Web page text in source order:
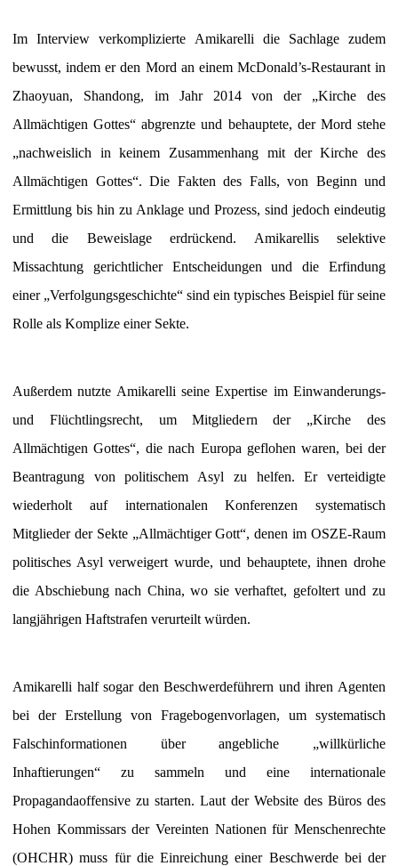
Im Interview verkomplizierte Amikarelli die Sachlage zudem
bewusst, indem er den Mord an einem McDonald’s-Restaurant in
Zhaoyuan, Shandong, im Jahr 2014 von der „Kirche des
Allmächtigen Gottes“ abgrenzte und behauptete, der Mord stehe
„nachweislich in keinem Zusammenhang mit der Kirche des
Allmächtigen Gottes“. Die Fakten des Falls, von Beginn und
Ermittlung bis hin zu Anklage und Prozess, sind jedoch eindeutig
und die Beweislage erdrückend. Amikarellis selektive
Missachtung gerichtlicher Entscheidungen und die Erfindung
einer „Verfolgungsgeschichte“ sind ein typisches Beispiel für seine
Rolle als Komplize einer Sekte.
Außerdem nutzte Amikarelli seine Expertise im Einwanderungs-
und Flüchtlingsrecht, um Mitgliedern der „Kirche des
Allmächtigen Gottes“, die nach Europa geflohen waren, bei der
Beantragung von politischem Asyl zu helfen. Er verteidigte
wiederholt auf internationalen Konferenzen systematisch
Mitglieder der Sekte „Allmächtiger Gott“, denen im OSZE-Raum
politisches Asyl verweigert wurde, und behauptete, ihnen drohe
die Abschiebung nach China, wo sie verhaftet, gefoltert und zu
langjährigen Haftstrafen verurteilt würden.
Amikarelli half sogar den Beschwerdeführern und ihren Agenten
bei der Erstellung von Fragebogenvorlagen, um systematisch
Falschinformationen über angebliche „willkürliche
Inhaftierungen“ zu sammeln und eine internationale
Propagandaoffensive zu starten. Laut der Website des Büros des
Hohen Kommissars der Vereinten Nationen für Menschenrechte
(OHCHR) muss für die Einreichung einer Beschwerde bei der